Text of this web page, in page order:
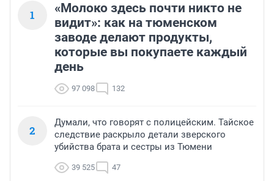
1
«Молоко здесь почти никто не
видит»: как на тюменском
заводе делают продукты,
которые вы покупаете каждый
день
97 098 132
2
Думали, что говорят с полицейским. Тайское
следствие раскрыло детали зверского
убийства брата и сестры из Тюмени
39 525 47